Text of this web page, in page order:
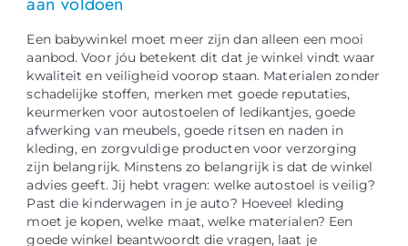
Een babywinkel moet meer zijn dan alleen een mooi
aanbod. Voor jóu betekent dit dat je winkel vindt waar
kwaliteit en veiligheid voorop staan. Materialen zonder
schadelijke stoffen, merken met goede reputaties,
keurmerken voor autostoelen of ledikantjes, goede
afwerking van meubels, goede ritsen en naden in
kleding, en zorgvuldige producten voor verzorging
zijn belangrijk. Minstens zo belangrijk is dat de winkel
advies geeft. Jij hebt vragen: welke autostoel is veilig?
Past die kinderwagen in je auto? Hoeveel kleding
moet je kopen, welke maat, welke materialen? Een
goede winkel beantwoordt die vragen, laat je